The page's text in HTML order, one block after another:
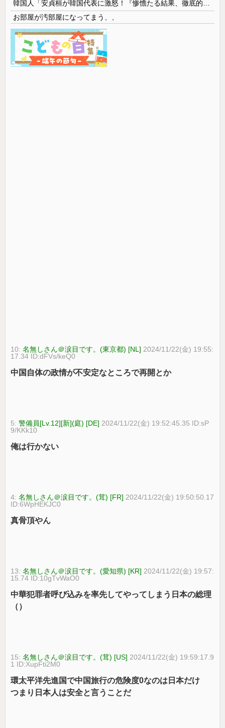
お部屋が汚部屋になってまう、、
10:名無しさん＠涙目です。(東京都) [NL] 2024/11/22(金) 19:55:
17.34 ID:dFVs/keQ0
中国自体の政情が不安定なところで再開とか
5:警備員[Lv.12][新](庭) [DE] 2024/11/22(金) 19:52:45.35 ID:sP
9/KKk10
俺は行かない
4:名無しさん＠涙目です。(茸) [FR] 2024/11/22(金) 19:50:50.17
ID:6WpHEKJC0
真骨頂やん
13:名無しさん＠涙目です。(愛知県) [KR] 2024/11/22(金) 19:57:
15.74 ID:10gTvWaO0
中華犯罪者呼び込みを率先してやってしまう日本の総理
（）
15:名無しさん＠涙目です。(茸) [US] 2024/11/22(金) 19:59:17.9
1 ID:XupFti2M0
環太平洋先進国で中国旅行の危険度0なのは日本だけ
つまり日本人は安全と言うことだ